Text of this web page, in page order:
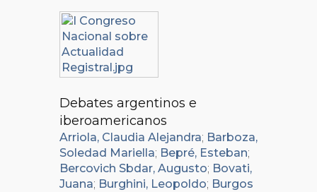
Debates argentinos e
iberoamericanos
Arriola, Claudia Alejandra; Barboza,
Soledad Mariella; Bepré, Esteban;
Bercovich Sbdar, Augusto; Bovati,
Juana; Burghini, Leopoldo; Burgos